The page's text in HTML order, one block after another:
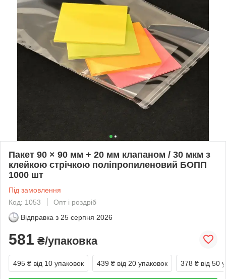
Пакет 90 × 90 мм + 20 мм клапаном / 30 мкм з
клейкою стрічкою поліпропиленовий БОПП
1000 шт
Під замовлення
Код: 1053
Опт і роздріб
Відправка з 25 серпня 2026
581 ₴/упаковка
495 ₴ від 10 упаковок 439 ₴ від 20 упаковок 378 ₴ від 50